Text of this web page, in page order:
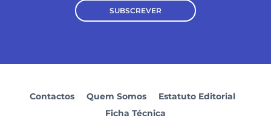
SUBSCREVER
Contactos Quem Somos
Estatuto Editorial
Ficha Técnica